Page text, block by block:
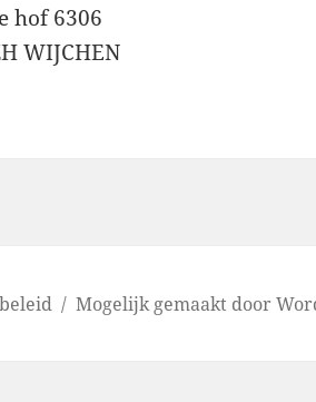
hof 6306
WIJCHEN
Mogelijk gemaakt door